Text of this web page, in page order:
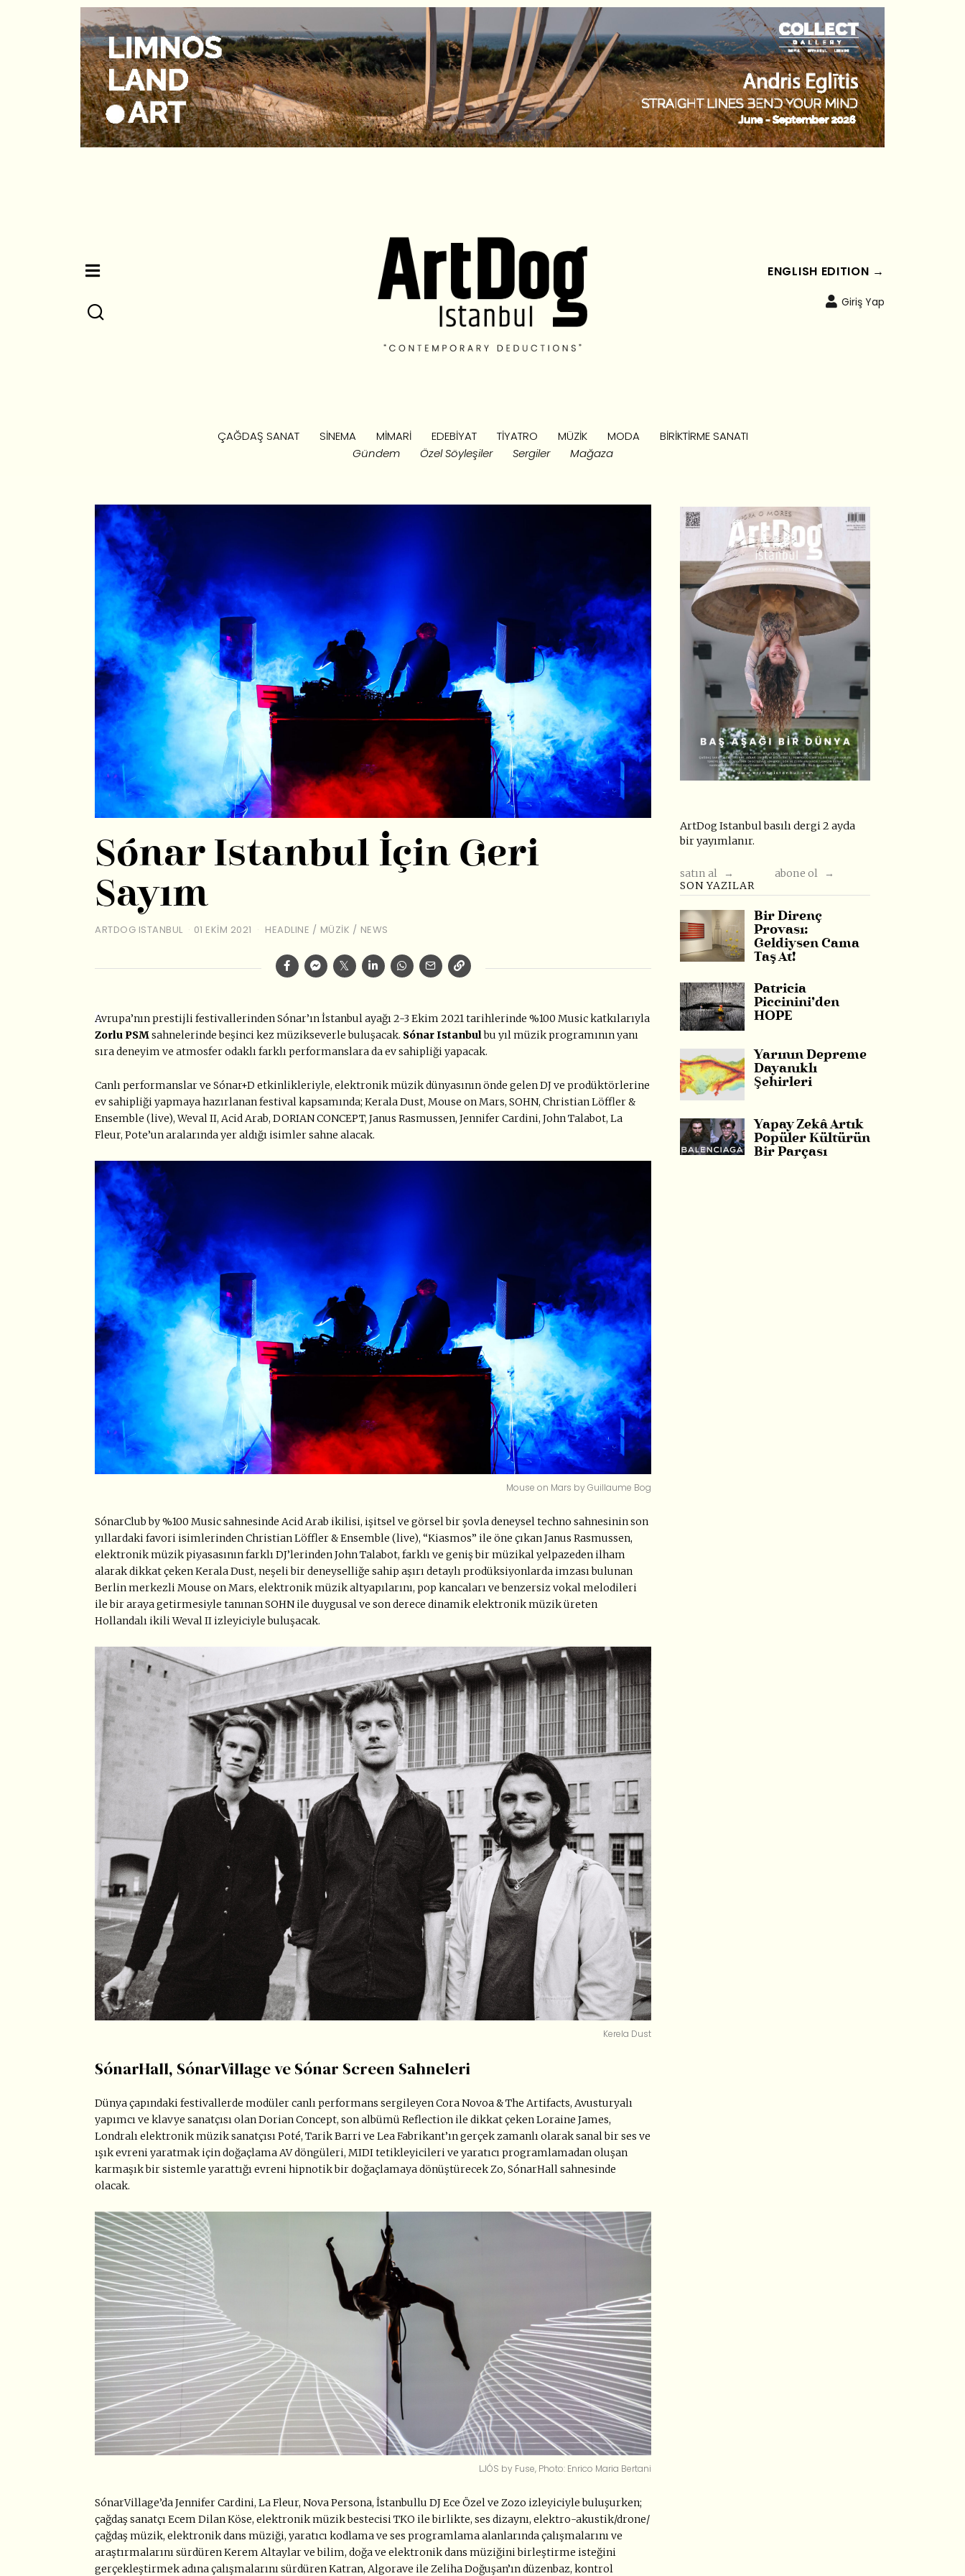
ENGLISH EDITION →
Giriş Yap
ÇAĞDAŞ SANAT SINEMA MIMARI EDEBIYAT TIYATRO MÜZIK MODA
BIRIKTIRME SANATI
Gündem
Özel Söyleşiler Sergiler Mağaza
Sónar Istanbul İçin Geri
Sayım
ARTDOG ISTANBUL 01 EKIM 2021 HEADLINE / MÜZIK / NEWS
Avrupa’nın prestijli festivallerinden Sónar’ın İstanbul ayağı 2-3 Ekim 2021 tarihlerinde %100 Music katkılarıyla
Zorlu PSMsahnelerinde beşinci kez müzikseverle buluşacak. Sónar Istanbulbu yıl müzik programının yanı
sıra deneyim ve atmosfer odaklı farklı performanslara da ev sahipliği yapacak.
Canlı performanslar ve Sónar+D etkinlikleriyle, elektronik müzik dünyasının önde gelen DJ ve prodüktörlerine
ev sahipliği yapmaya hazırlanan festival kapsamında; Kerala Dust, Mouse on Mars, SOHN, Christian Löffler &
Ensemble (live), Weval II, Acid Arab, DORIAN CONCEPT, Janus Rasmussen, Jennifer Cardini, John Talabot, La
Fleur, Pote’un aralarında yer aldığı isimler sahne alacak.
Mouse on Mars by Guillaume Bog
SónarClub by %100 Music sahnesinde Acid Arab ikilisi, işitsel ve görsel bir şovla deneysel techno sahnesinin son
yıllardaki favori isimlerinden Christian Löffler & Ensemble (live), “Kiasmos” ile öne çıkan Janus Rasmussen,
elektronik müzik piyasasının farklı DJ’lerinden John Talabot, farklı ve geniş bir müzikal yelpazeden ilham
alarak dikkat çeken Kerala Dust, neşeli bir deneyselliğe sahip aşırı detaylı prodüksiyonlarda imzası bulunan
Berlin merkezli Mouse on Mars, elektronik müzik altyapılarını, pop kancaları ve benzersiz vokal melodileri
ile bir araya getirmesiyle tanınan SOHN ile duygusal ve son derece dinamik elektronik müzik üreten
Hollandalı ikili Weval II izleyiciyle buluşacak.
Kerela Dust
SónarHall, SónarVillage ve Sónar Screen Sahneleri
Dünya çapındaki festivallerde modüler canlı performans sergileyen Cora Novoa & The Artifacts, Avusturyalı
yapımcı ve klavye sanatçısı olan Dorian Concept, son albümü Reflection ile dikkat çeken Loraine James,
Londralı elektronik müzik sanatçısı Poté, Tarik Barri ve Lea Fabrikant’ın gerçek zamanlı olarak sanal bir ses ve
ışık evreni yaratmak için doğaçlama AV döngüleri, MIDI tetikleyicileri ve yaratıcı programlamadan oluşan
karmaşık bir sistemle yarattığı evreni hipnotik bir doğaçlamaya dönüştürecek Zo, SónarHall sahnesinde
olacak.
LJÓS by Fuse, Photo: Enrico Maria Bertani
SónarVillage’da Jennifer Cardini, La Fleur, Nova Persona, İstanbullu DJ Ece Özel ve Zozo izleyiciyle buluşurken;
çağdaş sanatçı Ecem Dilan Köse, elektronik müzik bestecisi TKO ile birlikte, ses dizaynı, elektro-akustik/drone/
çağdaş müzik, elektronik dans müziği, yaratıcı kodlama ve ses programlama alanlarında çalışmalarını ve
araştırmalarını sürdüren Kerem Altaylar ve bilim, doğa ve elektronik dans müziğini birleştirme isteğini
gerçekleştirmek adına çalışmalarını sürdüren Katran, Algorave ile Zeliha Doğuşan’ın düzenbaz, kontrol
ArtDog Istanbul basılı dergi 2 ayda
bir yayımlanır.
satın al →
abone ol →
SON YAZILAR
Bir Direnç
Provası:
Geldiysen Cama
Taş At!
Patricia
Piccinini’den
HOPE
Yarının Depreme
Dayanıklı
Şehirleri
Yapay Zekâ Artık
Popüler Kültürün
Bir Parçası